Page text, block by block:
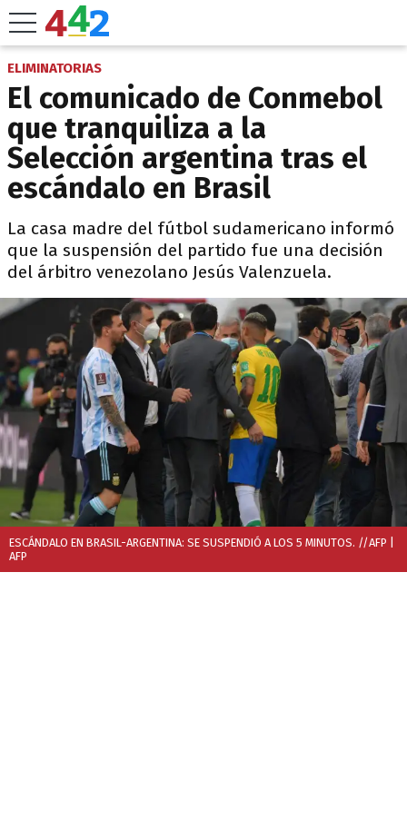
ELIMINATORIAS
El comunicado de Conmebol
que tranquiliza a la
Selección argentina tras el
escándalo en Brasil
La casa madre del fútbol sudamericano informó
que la suspensión del partido fue una decisión
del árbitro venezolano Jesús Valenzuela.
ESCÁNDALO EN BRASIL-ARGENTINA: SE SUSPENDIÓ A LOS 5 MINUTOS. //AFP
AFP